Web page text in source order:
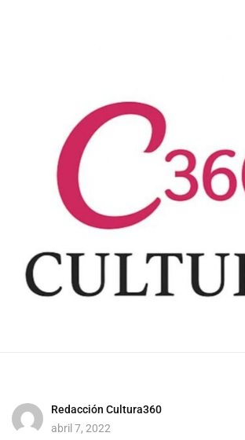
Redacción Cultura360
abril 7, 2022